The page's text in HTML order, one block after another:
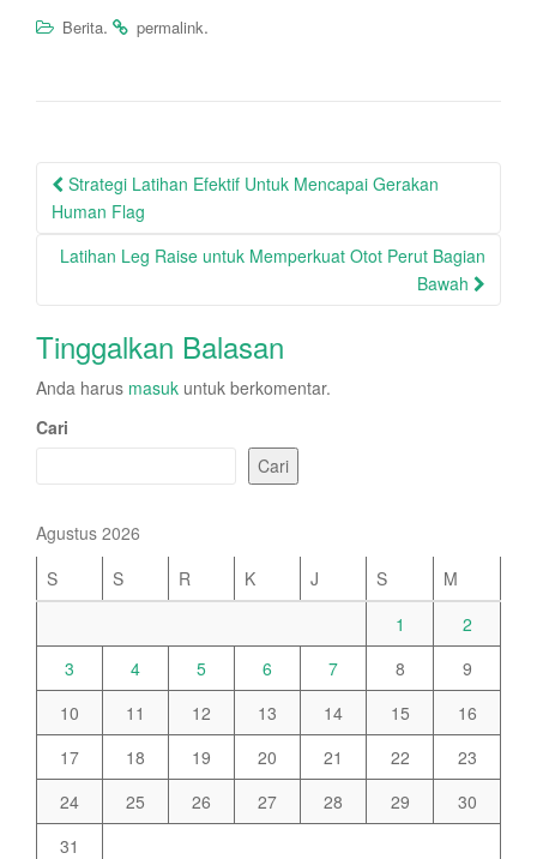
Berita. permalink.
Post
navigation
Strategi Latihan Efektif Untuk Mencapai Gerakan
Human Flag
Latihan Leg Raise untuk Memperkuat Otot Perut Bagian
Bawah
Tinggalkan Balasan
Anda harus masuk untuk berkomentar.
Cari
Cari
Agustus 2026
S
S R K J S
M
1
2
3
4 5 6 7 8
9
10
11 12 13 14 15
16
17
18 19 20 21 22
23
24
25 26 27 28 29
30
31